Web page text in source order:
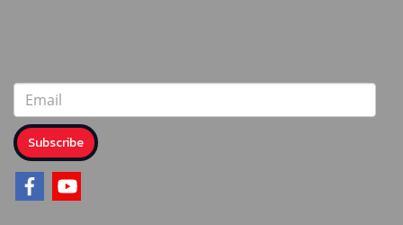
Subscribe